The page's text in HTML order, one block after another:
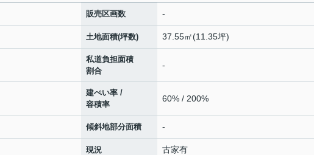
販売区画数 -
土地面積(坪数) 37.55㎡(11.35坪)
私道負担面積
割合
-
建ぺい率 /
容積率
60% / 200%
傾斜地部分面積 -
現況 古家有